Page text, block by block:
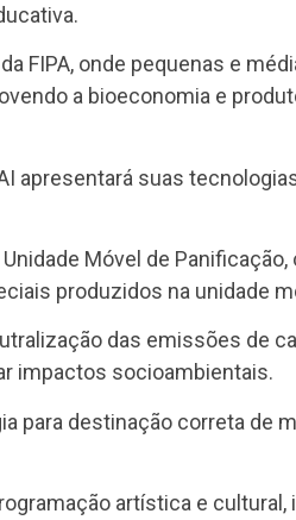
FIPA, onde pequenas e
a bioeconomia e
apresentará suas
Móvel de
produzidos na unidade
das emissões de
impactos socioambientais.
para destinação correta de
artística e